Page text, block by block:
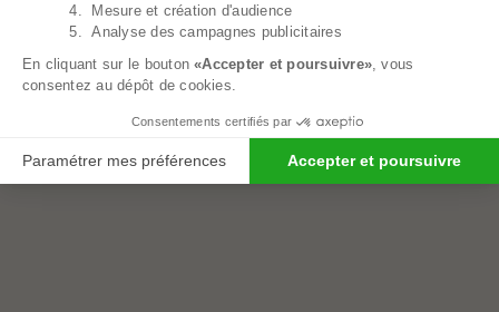
Coussin De Grossesse Coton - 140x80 Cm
4. Mesure et création d'audience
5. Analyse des campagnes publicitaires
En cliquant sur le bouton«Accepter et poursuivre», vous
consentez au dépôt de cookies.
Consentements certifiés par
Paramétrer mes préférences Accepter et poursuivre